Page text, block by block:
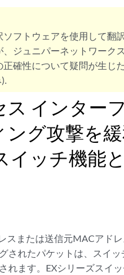
フトウェアを使用して翻
ジュニパーネットワーク
確性について疑問が生じ
インター
グ攻撃を
イッチ機能
スまたは送信元MACアド
されたパケットは、スイ
れます。EXシリーズスイ